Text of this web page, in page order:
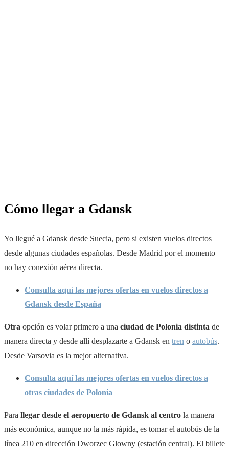
Cómo llegar a Gdansk
Yo llegué a Gdansk desde Suecia, pero si existen vuelos directos
desde algunas ciudades españolas. Desde Madrid por el momento
no hay conexión aérea directa.
Consulta aquí las mejores ofertas en vuelos directos a
Gdansk desde España
Otra opción es volar primero a una ciudad de Polonia distinta de
manera directa y desde allí desplazarte a Gdansk en tren o autobús.
Desde Varsovia es la mejor alternativa.
Consulta aquí las mejores ofertas en vuelos directos a
otras ciudades de Polonia
Para llegar desde el aeropuerto de Gdansk al centro la manera
más económica, aunque no la más rápida, es tomar el autobús de la
línea 210 en dirección Dworzec Glowny (estación central). El billete